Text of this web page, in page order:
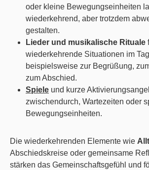
oder kleine Bewegungseinheiten
wiederkehrend, aber trotzdem
gestalten.
Lieder und musikalische Rituale
wiederkehrende Situationen im
beispielsweise zur Begrüßung,
zum Abschied.
Spiele und kurze
zwischendurch, Wartezeiten oder
Bewegungseinheiten.
Die wiederkehrenden Elemente wie
Abschiedskreise oder gemeinsame
stärken das Gemeinschaftsgefühl und